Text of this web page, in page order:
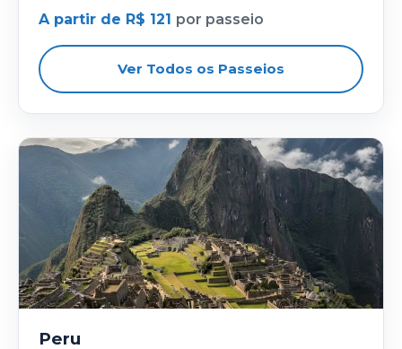
A partir de R$ 121 por passeio
Ver Todos os Passeios
Peru